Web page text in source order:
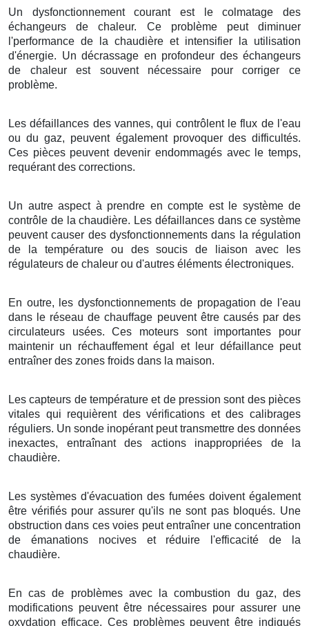
Un dysfonctionnement courant est le colmatage des
échangeurs de chaleur. Ce problème peut diminuer
l'performance de la chaudière et intensifier la utilisation
d'énergie. Un décrassage en profondeur des échangeurs
de chaleur est souvent nécessaire pour corriger ce
problème.
Les défaillances des vannes, qui contrôlent le flux de l'eau
ou du gaz, peuvent également provoquer des difficultés.
Ces pièces peuvent devenir endommagés avec le temps,
requérant des corrections.
Un autre aspect à prendre en compte est le système de
contrôle de la chaudière. Les défaillances dans ce système
peuvent causer des dysfonctionnements dans la régulation
de la température ou des soucis de liaison avec les
régulateurs de chaleur ou d'autres éléments électroniques.
En outre, les dysfonctionnements de propagation de l'eau
dans le réseau de chauffage peuvent être causés par des
circulateurs usées. Ces moteurs sont importantes pour
maintenir un réchauffement égal et leur défaillance peut
entraîner des zones froids dans la maison.
Les capteurs de température et de pression sont des pièces
vitales qui requièrent des vérifications et des calibrages
réguliers. Un sonde inopérant peut transmettre des données
inexactes, entraînant des actions inappropriées de la
chaudière.
Les systèmes d'évacuation des fumées doivent également
être vérifiés pour assurer qu'ils ne sont pas bloqués. Une
obstruction dans ces voies peut entraîner une concentration
de émanations nocives et réduire l'efficacité de la
chaudière.
En cas de problèmes avec la combustion du gaz, des
modifications peuvent être nécessaires pour assurer une
oxydation efficace. Ces problèmes peuvent être indiqués